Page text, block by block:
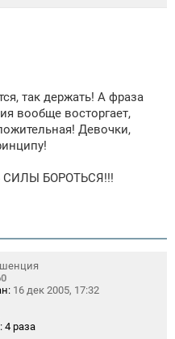
так держать! А фраза
вообще восторгает,
Девочки,
СИЛЫ БОРОТЬСЯ!!!
16 дек 2005, 17:32
4 раза